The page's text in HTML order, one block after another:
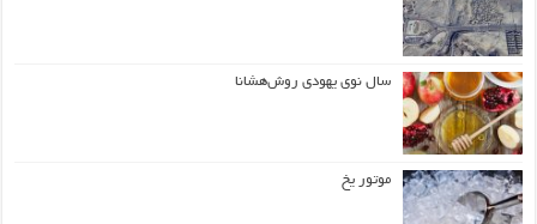
سال نوی یهودی روش‌هشانا
موتور یخ